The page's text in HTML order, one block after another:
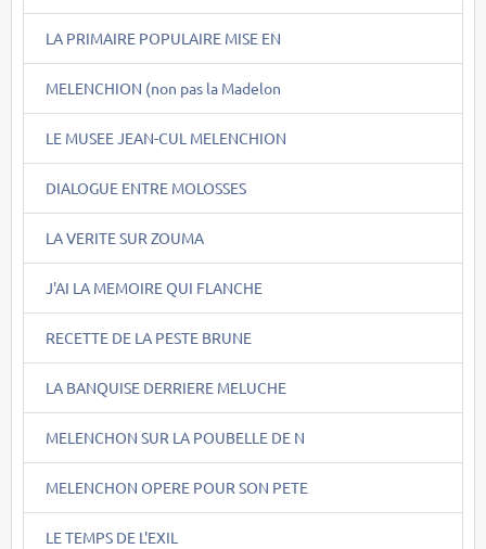
LA PRIMAIRE POPULAIRE MISE EN
MELENCHION (non pas la Madelon
LE MUSEE JEAN-CUL MELENCHION
DIALOGUE ENTRE MOLOSSES
LA VERITE SUR ZOUMA
J'AI LA MEMOIRE QUI FLANCHE
RECETTE DE LA PESTE BRUNE
LA BANQUISE DERRIERE MELUCHE
MELENCHON SUR LA POUBELLE DE N
MELENCHON OPERE POUR SON PETE
LE TEMPS DE L'EXIL